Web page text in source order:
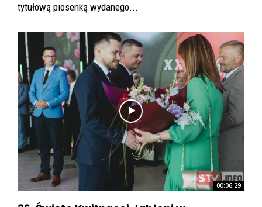
tytułową piosenką wydanego...
00:06:29